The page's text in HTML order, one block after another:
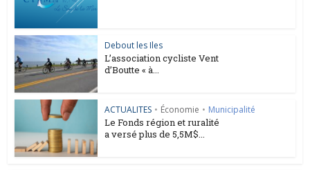
Debout les Iles
L’association cycliste Vent
d’Boutte « à...
ACTUALITES • Économie • Municipalité
Le Fonds région et ruralité
a versé plus de 5,5M$...